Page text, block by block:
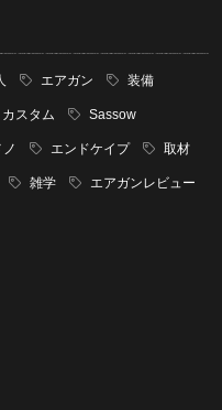
エアガン 装備
カスタム Sassow
エンドケイプ 取材
雑学 エアガンレビュー